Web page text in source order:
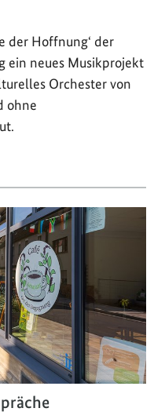
der Hoffnung‘ der
ein neues Musikprojekt
Orchester von
ohne